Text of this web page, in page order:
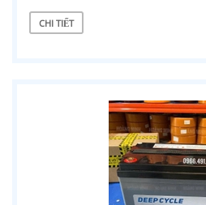
CHI TIẾT